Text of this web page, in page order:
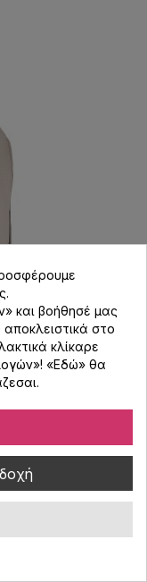
Πλάτης
Γκρι
και tablet 10,5. Με
χώρους για
και βοήθησέ μας
στο
κλίκαρε
«Εδώ» θα